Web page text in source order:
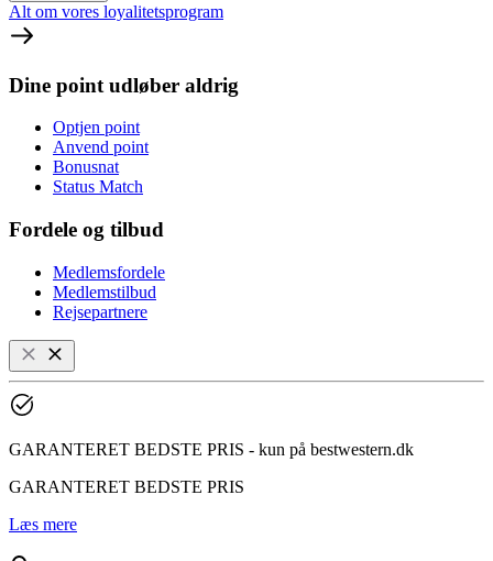
Alt om vores loyalitetsprogram
Dine point udløber aldrig
Optjen point
Anvend point
Bonusnat
Status Match
Fordele og tilbud
Medlemsfordele
Medlemstilbud
Rejsepartnere
GARANTERET BEDSTE PRIS - kun på bestwestern.dk
GARANTERET BEDSTE PRIS
Læs mere